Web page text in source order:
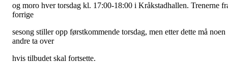
og moro hver torsdag kl. 17:00-18:00 i Kråkstadhallen. Trenerne
forrige
sesong stiller opp førstkommende torsdag, men etter dette må noen
andre ta over
hvis tilbudet skal fortsette.